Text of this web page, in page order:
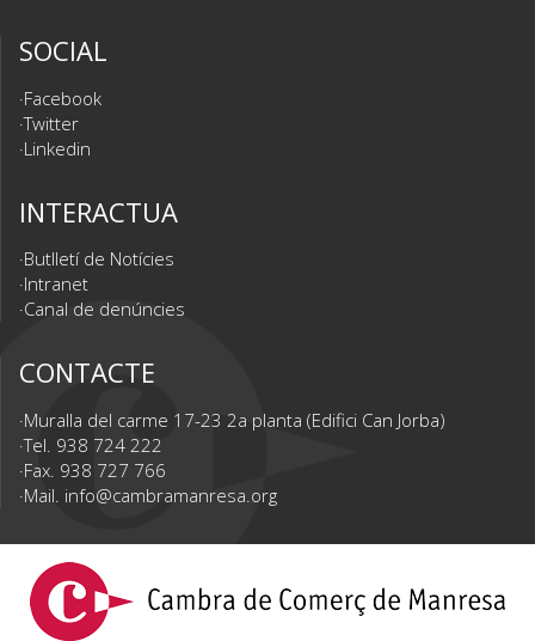
SOCIAL
Facebook
Twitter
Linkedin
INTERACTUA
Butlletí de Notícies
Intranet
Canal de denúncies
CONTACTE
Muralla del carme 17-23 2a planta (Edifici Can Jorba)
Tel. 938 724 222
Fax. 938 727 766
Mail. info@cambramanresa.org